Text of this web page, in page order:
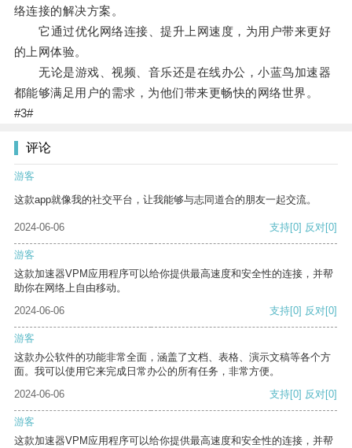
络连接的解决方案。
它通过优化网络连接、提升上网速度，为用户带来更好
的上网体验。
无论是游戏、视频、音乐还是在线办公，小蓝鸟加速器
都能够满足用户的需求，为他们带来更畅快的网络世界。
#3#
评论
游客
这款app就像我的社交平台，让我能够与志同道合的朋友一起交流。
2024-06-06 支持[0] 反对[0]
游客
这款加速器VPM应用程序可以给你提供最高速度和安全性的连接，并帮
助你在网络上自由移动。
2024-06-06
支持[0] 反对[0]
游客
这款办公软件的功能非常全面，涵盖了文档、表格、演示文稿等各个方
面。我可以使用它来完成日常办公的所有任务，非常方便。
2024-06-06
支持[0] 反对[0]
游客
这款加速器VPM应用程序可以给你提供最高速度和安全性的连接，并帮